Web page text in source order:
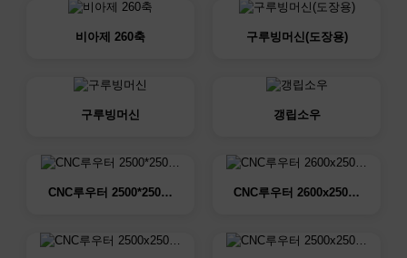
비아제 260축 구루빙머신(도장용)
구루빙머신 갱립소우
CNC루우터 2500*250… CNC루우터 2600x250…